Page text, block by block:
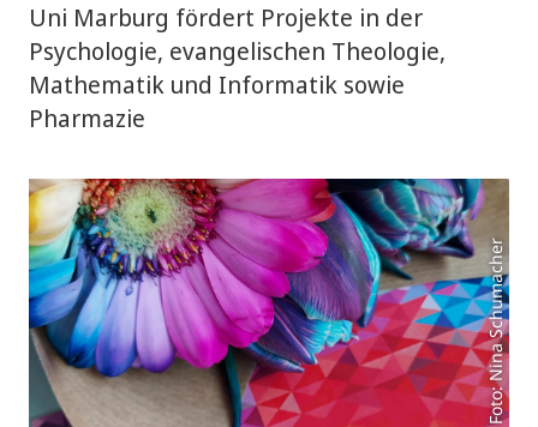
Uni Marburg fördert Projekte in der
Psychologie, evangelischen Theologie,
Mathematik und Informatik sowie
Pharmazie
Foto: Nina Schumacher